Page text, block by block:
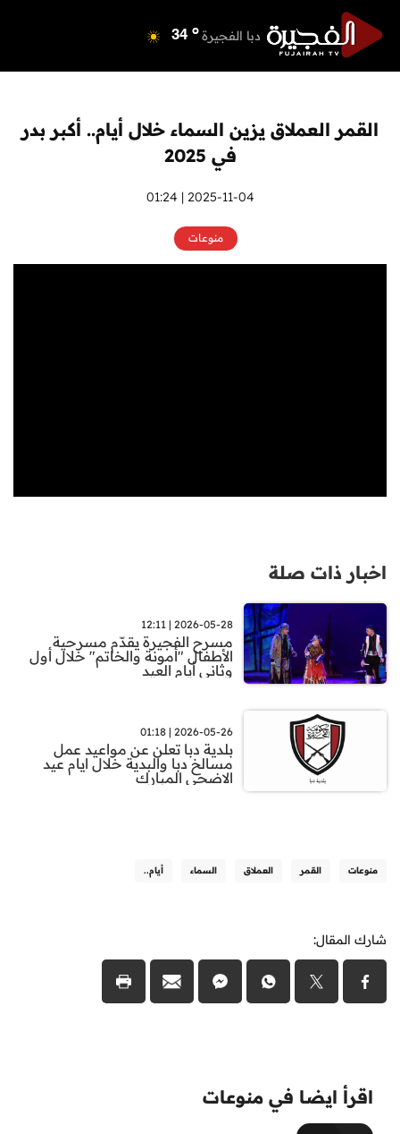
دبا الفجيرة 34 o
أم القيوين o
راس الخيمة o
الفجيرة 33 o
القمر العملاق يزين السماء خلال أيام.. أكبر بدر
في 2025
2025-11-04 | 01:24
منوعات
اخبار ذات صلة
2026-05-28 | 12:11
مسرح الفجيرة يقدّم مسرحية
الأطفال "أمونة والخاتم" خلال أول
وثاني أيام العيد
2026-05-26 | 01:18
بلدية دبا تعلن عن مواعيد عمل
مسالخ دبا والبدية خلال ايام عيد
الاضحى المبارك
منوعات القمر العملاق السماء أيام..
شارك المقال:
اقرأ ايضا في منوعات